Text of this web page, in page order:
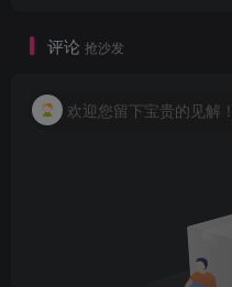
评论 抢沙发
欢迎您留下宝贵的见解！